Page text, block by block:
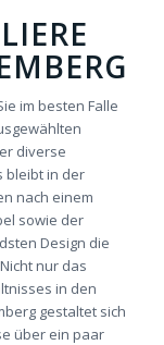
im besten Falle
diverse
bleibt in der
nach einem
sowie der
Design die
nur das
in den
gestaltet sich
über ein paar